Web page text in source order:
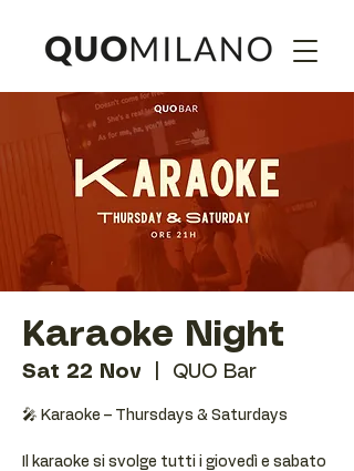
Karaoke Night
Sat 22 Nov QUO Bar
🎤 Karaoke – Thursdays & Saturdays
Il karaoke si svolge tutti i giovedì e sabato